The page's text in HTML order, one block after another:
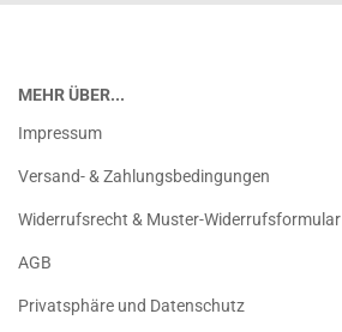
MEHR ÜBER...
Impressum
Versand- & Zahlungsbedingungen
Widerrufsrecht & Muster-Widerrufsformular
AGB
Privatsphäre und Datenschutz